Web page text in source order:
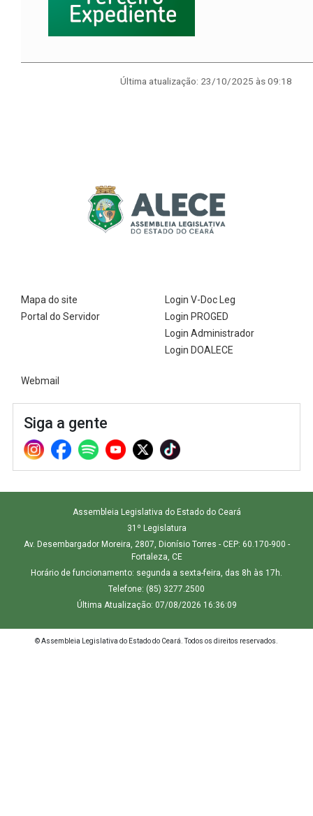
Última atualização: 23/10/2025 às 09:18
Mapa do site
Portal do Servidor
Login V-Doc Leg
Login PROGED
Login Administrador
Login DOALECE
Webmail
Siga a gente
Assembleia Legislativa do Estado do Ceará
31º Legislatura
Av. Desembargador Moreira, 2807, Dionísio Torres - CEP: 60.170-900 -
Fortaleza, CE
Horário de funcionamento: segunda a sexta-feira, das 8h às 17h.
Telefone: (85) 3277.2500
Última Atualização: 07/08/2026 16:36:09
© Assembleia Legislativa do Estado do Ceará. Todos os direitos reservados.